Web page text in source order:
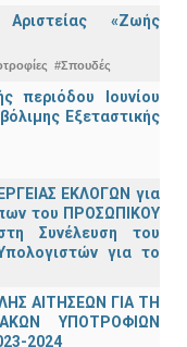
«Ζωής
#Σπουδές
περιόδου Ιουνίου
Εξεταστικής
ΕΚΛΟΓΩΝ για
του ΠΡΟΣΩΠΙΚΟΥ
Συνέλευση του
για το
ΑΙΤΗΣΕΩΝ ΓΙΑ ΤΗ
ΥΠΟΤΡΟΦΙΩΝ
2024